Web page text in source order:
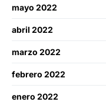
mayo 2022
abril 2022
marzo 2022
febrero 2022
enero 2022